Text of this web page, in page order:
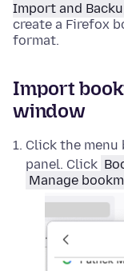
Import and
create a Firefox
format.
Import
window
Click the menu
panel. Click
Manage